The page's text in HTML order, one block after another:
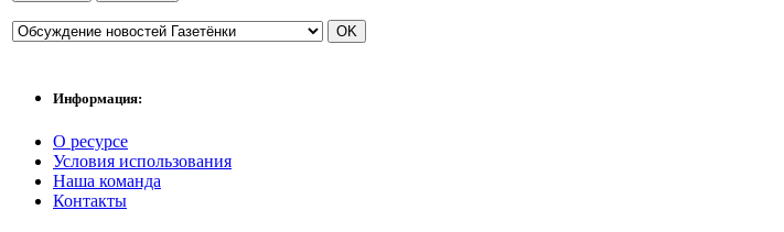
Информация:
О ресурсе
Условия использования
Наша команда
Контакты